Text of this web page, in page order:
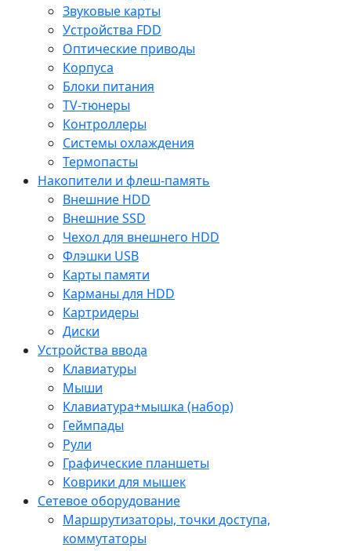
Звуковые карты
Устройства FDD
Оптические приводы
Корпуса
Блоки питания
TV-тюнеры
Контроллеры
Системы охлаждения
Термопасты
Накопители и флеш-память
Внешние HDD
Внешние SSD
Чехол для внешнего HDD
Флэшки USB
Карты памяти
Карманы для HDD
Картридеры
Диски
Устройства ввода
Клавиатуры
Мыши
Клавиатура+мышка (набор)
Геймпады
Рули
Графические планшеты
Коврики для мышек
Сетевое оборудование
Маршрутизаторы, точки доступа,
коммутаторы